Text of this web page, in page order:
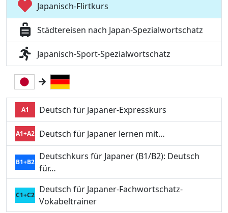
Japanisch-Flirtkurs
Städtereisen nach Japan-Spezialwortschatz
Japanisch-Sport-Spezialwortschatz
A1 Deutsch für Japaner-Expresskurs
A1+A2 Deutsch für Japaner lernen mit…
B1+B2
Deutschkurs für Japaner (B1/B2): Deutsch
für…
C1+C2
Deutsch für Japaner-Fachwortschatz-
Vokabeltrainer